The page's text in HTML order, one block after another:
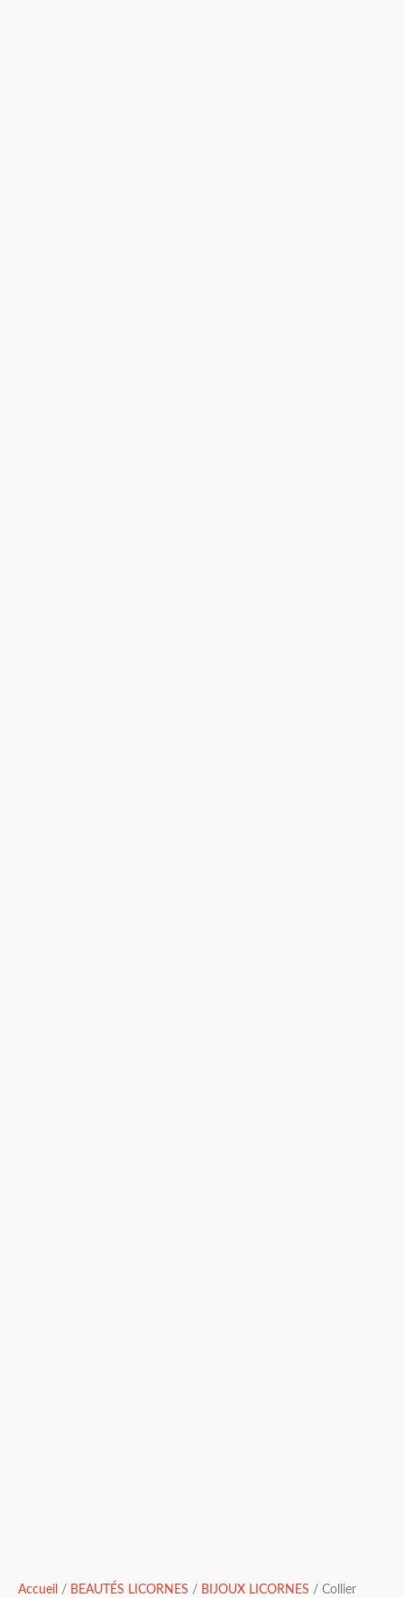
Accueil / BEAUTÉS LICORNES / BIJOUX LICORNES / Collier